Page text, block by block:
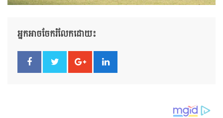
អ្នកអាចចែករំលែកដោយ៖